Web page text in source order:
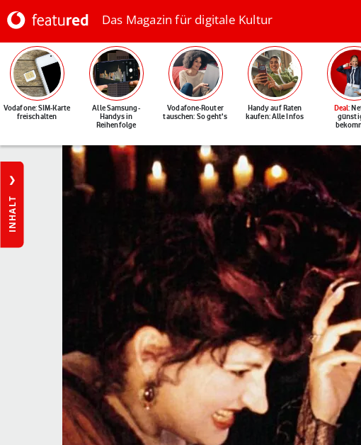
Das Magazin für digitale Kultur
Vodafone: SIM-Karte
freischalten
Alle Samsung-
Handys in
Reihenfolge
Vodafone-Router
tauschen: So geht's
Handy auf Raten
kaufen: Alle Infos
Deal:
INHALT